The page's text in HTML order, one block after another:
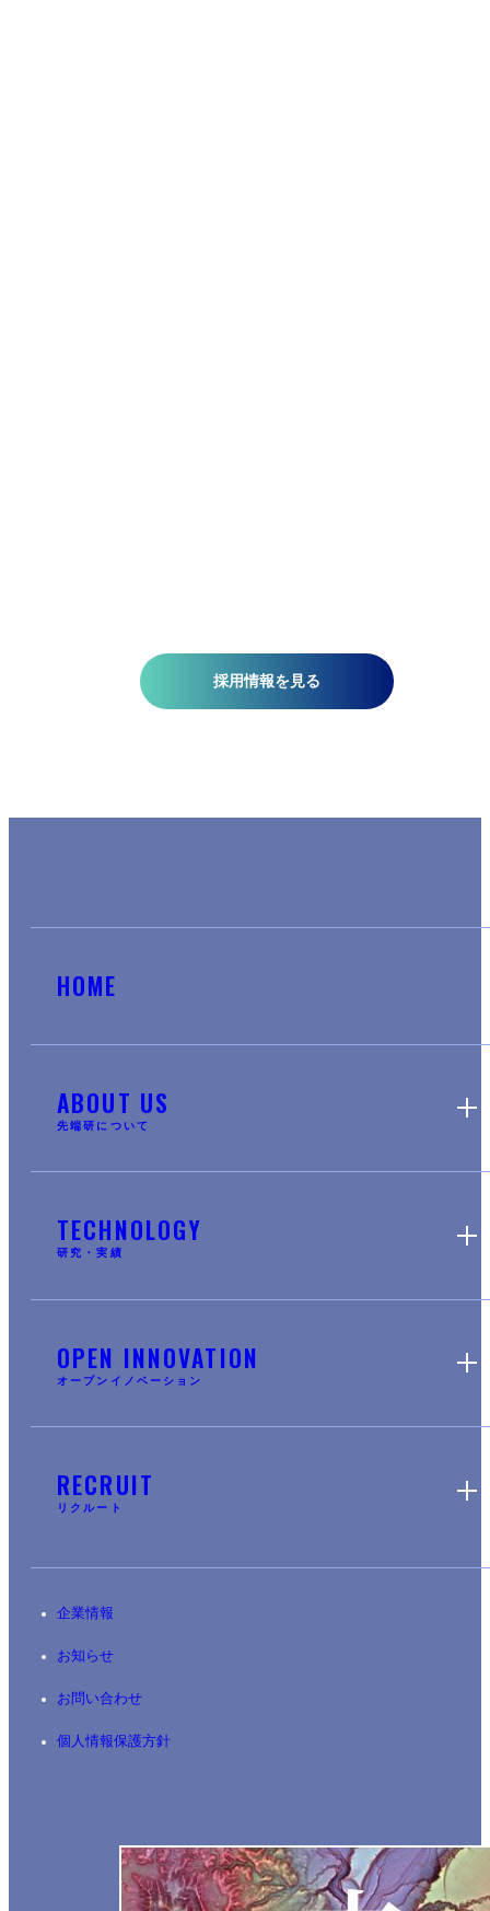
採用情報を見る
HOME
ABOUT US
先端研について
TECHNOLOGY
研究・実績
OPEN INNOVATION
オープンイノベーション
RECRUIT
リクルート
企業情報
お知らせ
お問い合わせ
個人情報保護方針